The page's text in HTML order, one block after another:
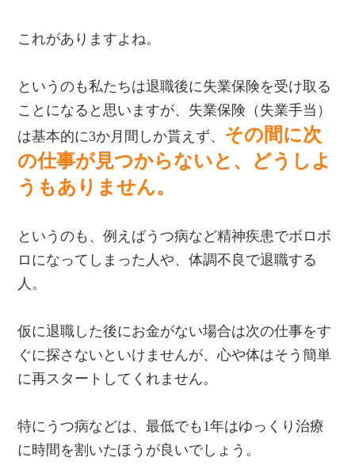
これがありますよね。
というのも私たちは退職後に失業保険を受け取る
ことになると思いますが、失業保険（失業手当）
は基本的に3か月間しか貰えず、 その間に次
の仕事が見つからないと、どうしよ
うもありません。
というのも、例えばうつ病など精神疾患でボロボ
ロになってしまった人や、体調不良で退職する
人。
仮に退職した後にお金がない場合は次の仕事をす
ぐに探さないといけませんが、心や体はそう簡単
に再スタートしてくれません。
特にうつ病などは、最低でも1年はゆっくり治療
に時間を割いたほうが良いでしょう。